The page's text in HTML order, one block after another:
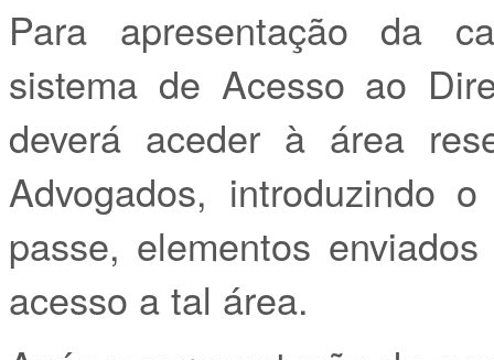
Para apresentação da
sistema de Acesso ao
deverá aceder à área
Advogados, introduzindo
passe, elementos
acesso a tal área.